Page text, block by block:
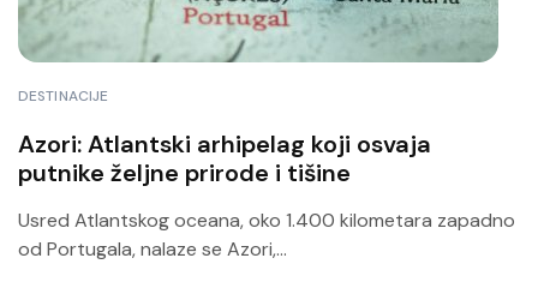
DESTINACIJE
Azori: Atlantski arhipelag koji osvaja
putnike željne prirode i tišine
Usred Atlantskog oceana, oko 1.400 kilometara zapadno
od Portugala, nalaze se Azori,...